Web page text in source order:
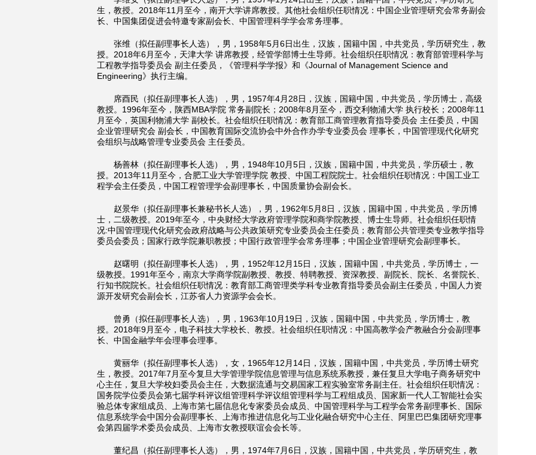
生，教授。2018年11月至今，南开大学讲席教授。其他社会组织任职情况：中国企业管理研究会常务副会
长、中国集团促进会特邀专家副会长、中国管理科学学会常务理事。
张维（拟任副理事长人选），男，1958年5月6日出生，汉族，国籍中国，中共党员，学历研究生，教
授。2018年6月至今，天津大学 讲席教授，经管学部博士生导师。社会组织任职情况：教育部管理科学与
工程教学指导委员会 副主任委员，《管理科学学报》和《Journal of Management Science and
Engineering》执行主编。
席酉民（拟任副理事长人选），男，1957年4月28日，汉族，国籍中国，中共党员，学历博士，高级
教授。1996年至今，陕西MBA学院 常务副院长；2008年8月至今，西交利物浦大学 执行校长；2008年11
月至今，英国利物浦大学 副校长。社会组织任职情况：教育部工商管理教育指导委员会 主任委员，中国
企业管理研究会 副会长，中国教育国际交流协会中外合作办学专业委员会 理事长，中国管理现代化研究
会组织与战略管理专业委员会 主任委员。
杨善林（拟任副理事长人选），男，1948年10月5日，汉族，国籍中国，中共党员，学历硕士，教
授。2013年11月至今，合肥工业大学管理学院 教授、中国工程院院士。社会组织任职情况：中国工业工
程学会主任委员，中国工程管理学会副理事长，中国质量协会副会长。
赵景华（拟任副理事长兼秘书长人选），男，1962年5月8日，汉族，国籍中国，中共党员，学历博
士，二级教授。2019年至今，中央财经大学政府管理学院和商学院教授、博士生导师。社会组织任职情
况:中国管理现代化研究会政府战略与公共政策研究专业委员会主任委员；教育部公共管理类专业教学指导
委员会委员；国家行政学院兼职教授；中国行政管理学会常务理事；中国企业管理研究会副理事长。
赵曙明（拟任副理事长人选），男，1952年12月15日，汉族，国籍中国，中共党员，学历博士，一
级教授。1991年至今，南京大学商学院副教授、教授、特聘教授、资深教授、副院长、院长、名誉院长、
行知书院院长。社会组织任职情况：教育部工商管理类学科专业教育指导委员会副主任委员，中国人力资
源开发研究会副会长，江苏省人力资源学会会长。
曾勇（拟任副理事长人选），男，1963年10月19日，汉族，国籍中国，中共党员，学历博士，教
授。2018年9月至今，电子科技大学校长、教授。社会组织任职情况：中国高教学会产教融合分会副理事
长、中国金融学年会理事会理事。
黄丽华（拟任副理事长人选），女，1965年12月14日，汉族，国籍中国，中共党员，学历博士研究
生，教授。2017年7月至今复旦大学管理学院信息管理与信息系统系教授，兼任复旦大学电子商务研究中
心主任，复旦大学校妇委员会主任，大数据流通与交易国家工程实验室常务副主任。社会组织任职情况：
国务院学位委员会第七届学科评议组管理科学评议组管理科学与工程组成员、国家新一代人工智能社会实
验总体专家组成员、上海市第七届信息化专家委员会成员、中国管理科学与工程学会常务副理事长、国际
信息系统学会中国分会副理事长、上海市推进信息化与工业化融合研究中心主任、阿里巴巴集团研究理事
会第四届学术委员会成员、上海市女教授联谊会会长等。
董纪昌（拟任副理事长人选），男，1974年7月6日，汉族，国籍中国，中共党员，学历研究生，教